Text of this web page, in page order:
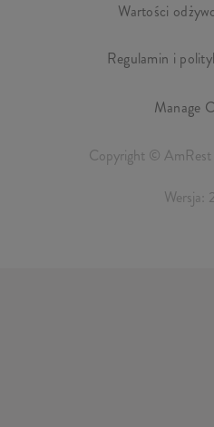
Wartości
Regulamin i
Manage
Copyright ©
Wersja: